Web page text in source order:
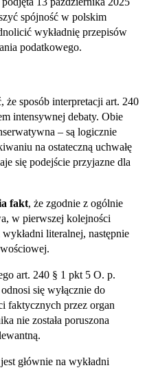
spójność w polskim
wykładnię przepisów
podatkowego.
że sposób interpretacji art. 240
intensywnej debaty. Obie
– są logicznie
na ostateczną uchwałę
się podejście przyjazne dla
fakt, że zgodnie z ogólnie
w pierwszej kolejności
literalnej, następnie
art. 240 § 1 pkt 5 O. p.
się wyłącznie do
faktycznych przez organ
nie została poruszona
głównie na wykładni